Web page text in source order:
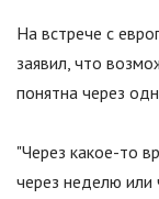
На встрече с
заявил, что
понятна через
"Через какое-то
через неделю или